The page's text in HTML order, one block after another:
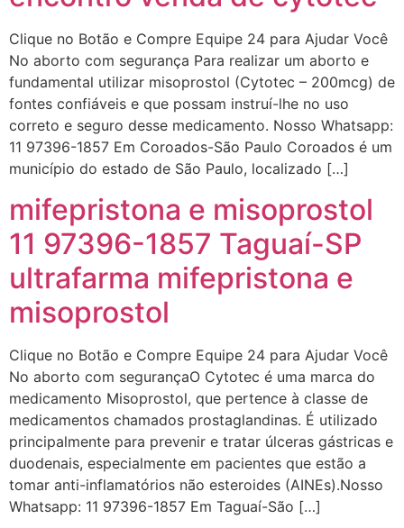
Clique no Botão e Compre Equipe 24 para Ajudar Você
No aborto com segurança Para realizar um aborto e
fundamental utilizar misoprostol (Cytotec – 200mcg) de
fontes confiáveis e que possam instruí-lhe no uso
correto e seguro desse medicamento. Nosso Whatsapp:
11 97396-1857 Em Coroados-São Paulo Coroados é um
município do estado de São Paulo, localizado […]
mifepristona e misoprostol
11 97396-1857 Taguaí-SP
ultrafarma mifepristona e
misoprostol
Clique no Botão e Compre Equipe 24 para Ajudar Você
No aborto com segurançaO Cytotec é uma marca do
medicamento Misoprostol, que pertence à classe de
medicamentos chamados prostaglandinas. É utilizado
principalmente para prevenir e tratar úlceras gástricas e
duodenais, especialmente em pacientes que estão a
tomar anti-inflamatórios não esteroides (AINEs).Nosso
Whatsapp: 11 97396-1857 Em Taguaí-São […]
... (1998989**** em
http://www.proaborto.com)
"só de ter dúvida já é uma
resposta" muito isso, disse tudo
22/05/2026 16:35:20
Helly
(1999997****
em http://www.proaborto.com)
Eu estou preparada em varias
áreas mas psicologicamente p ter
22/05/2026 17:09:20
Helly
(1999997****
em http://www.proaborto.com)
Entao q seja
22/05/2026 17:09:25